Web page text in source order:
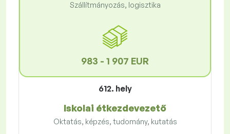
Szállítmányozás, logisztika
983 - 1 907 EUR
612. hely
Iskolai étkezdevezető
Oktatás, képzés, tudomány, kutatás